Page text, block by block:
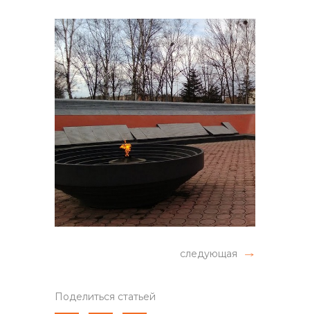
следующая
Поделиться статьей